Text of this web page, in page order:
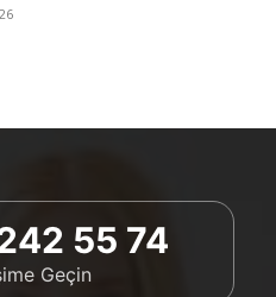
55 74
Geçin